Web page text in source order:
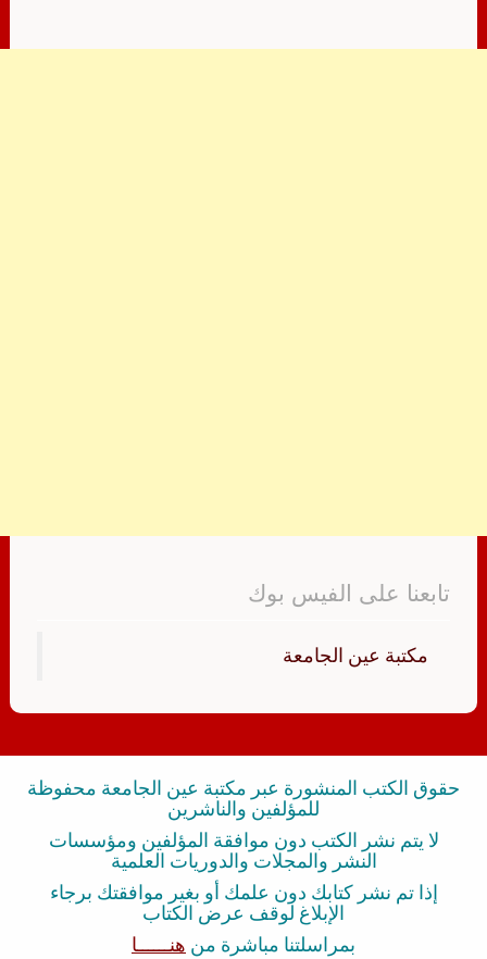
تابعنا على الفيس بوك
‏مكتبة عين الجامعة‏
حقوق الكتب المنشورة عبر مكتبة عين الجامعة محفوظة
للمؤلفين والناشرين
لا يتم نشر الكتب دون موافقة المؤلفين ومؤسسات
النشر والمجلات والدوريات العلمية
إذا تم نشر كتابك دون علمك أو بغير موافقتك برجاء
الإبلاغ لوقف عرض الكتاب
بمراسلتنا مباشرة من هنــــــا